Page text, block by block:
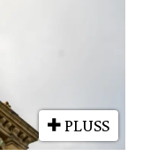
PLUSS